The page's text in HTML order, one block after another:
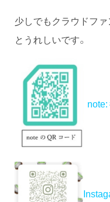
少しでもクラウドフ
とうれしいです。